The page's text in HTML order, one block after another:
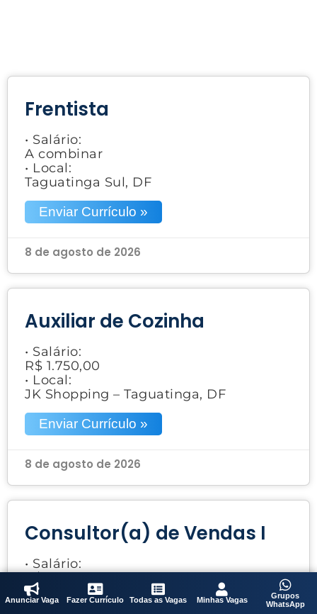
Frentista
• Salário:
A combinar
• Local:
Taguatinga Sul, DF
Enviar Currículo »
8 de agosto de 2026
Auxiliar de Cozinha
• Salário:
R$ 1.750,00
• Local:
JK Shopping – Taguatinga, DF
Enviar Currículo »
8 de agosto de 2026
Consultor(a) de Vendas I
• Salário:
• Local:
Brasília, DF
Anunciar Vaga Fazer Currículo Todas as Vagas Minhas Vagas
Grupos
WhatsApp